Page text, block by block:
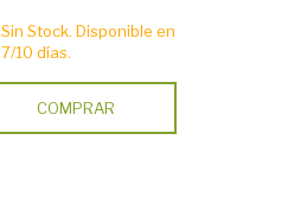
Sin Stock. Disponible en
7/10 días.
COMPRAR